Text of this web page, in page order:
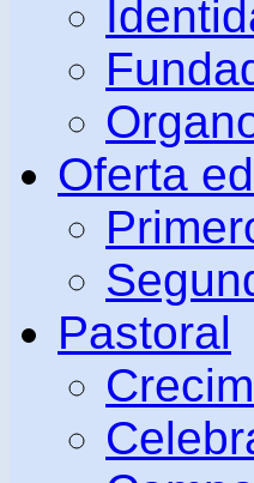
Oferta
Pastoral